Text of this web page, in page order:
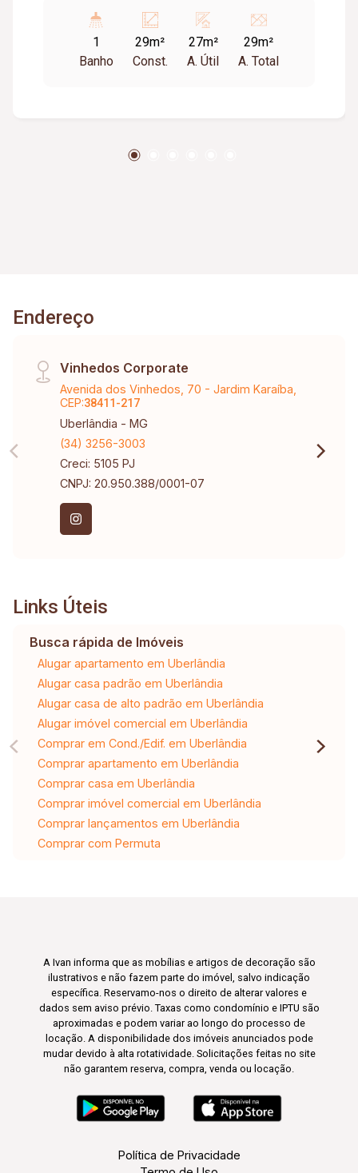
Metragem Construída: 28,70m2.
1
Banho
29m²
Const.
27m²
A. Útil
29m²
A. Total
Endereço
Vinhedos Corporate
Avenida dos Vinhedos, 70 - Jardim Karaíba,
CEP:38411-217
Uberlândia - MG
(34) 3256-3003
Creci: 5105 PJ
CNPJ: 20.950.388/0001-07
Links Úteis
Busca rápida de Imóveis
Alugar apartamento em Uberlândia
Alugar casa padrão em Uberlândia
Alugar casa de alto padrão em Uberlândia
Alugar imóvel comercial em Uberlândia
Comprar em Cond./Edif. em Uberlândia
Comprar apartamento em Uberlândia
Comprar casa em Uberlândia
Comprar imóvel comercial em Uberlândia
Comprar lançamentos em Uberlândia
Comprar com Permuta
A Ivan informa que as mobílias e artigos de decoração são
ilustrativos e não fazem parte do imóvel, salvo indicação
específica. Reservamo-nos o direito de alterar valores e
dados sem aviso prévio. Taxas como condomínio e IPTU são
aproximadas e podem variar ao longo do processo de
locação. A disponibilidade dos imóveis anunciados pode
mudar devido à alta rotatividade. Solicitações feitas no site
não garantem reserva, compra, venda ou locação.
Política de Privacidade